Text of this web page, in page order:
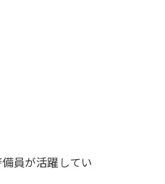
員が活躍してい